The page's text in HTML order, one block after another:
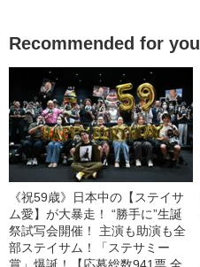
Recommended for you
《祝59歳》日本中の【ステイサ
ム愛】が大暴走！ “勝手に”生誕
祭試写会開催！ 主演も助演も全
部ステイサム！「ステサミー